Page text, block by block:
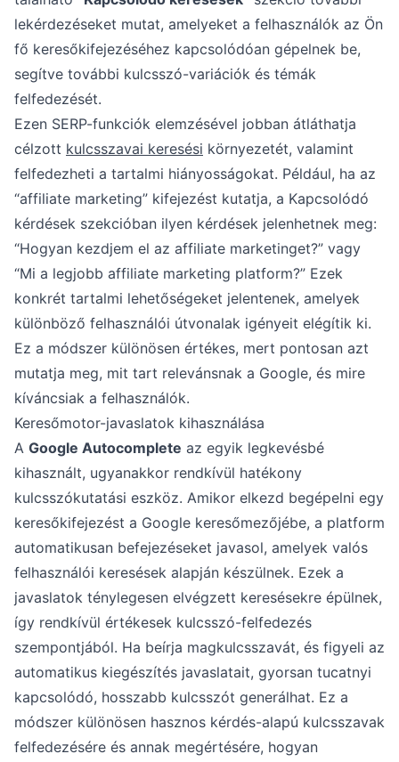
lekérdezéseket mutat, amelyeket a felhasználók az Ön
fő keresőkifejezéséhez kapcsolódóan gépelnek be,
segítve további kulcsszó-variációk és témák
felfedezését.
Ezen SERP-funkciók elemzésével jobban átláthatja
célzott kulcsszavai keresési környezetét, valamint
felfedezheti a tartalmi hiányosságokat. Például, ha az
“affiliate marketing” kifejezést kutatja, a Kapcsolódó
kérdések szekcióban ilyen kérdések jelenhetnek meg:
“Hogyan kezdjem el az affiliate marketinget?” vagy
“Mi a legjobb affiliate marketing platform?” Ezek
konkrét tartalmi lehetőségeket jelentenek, amelyek
különböző felhasználói útvonalak igényeit elégítik ki.
Ez a módszer különösen értékes, mert pontosan azt
mutatja meg, mit tart relevánsnak a Google, és mire
kíváncsiak a felhasználók.
Keresőmotor-javaslatok kihasználása
A Google Autocomplete az egyik legkevésbé
kihasznált, ugyanakkor rendkívül hatékony
kulcsszókutatási eszköz. Amikor elkezd begépelni egy
keresőkifejezést a Google keresőmezőjébe, a platform
automatikusan befejezéseket javasol, amelyek valós
felhasználói keresések alapján készülnek. Ezek a
javaslatok ténylegesen elvégzett keresésekre épülnek,
így rendkívül értékesek kulcsszó-felfedezés
szempontjából. Ha beírja magkulcsszavát, és figyeli az
automatikus kiegészítés javaslatait, gyorsan tucatnyi
kapcsolódó, hosszabb kulcsszót generálhat. Ez a
módszer különösen hasznos kérdés-alapú kulcsszavak
felfedezésére és annak megértésére, hogyan